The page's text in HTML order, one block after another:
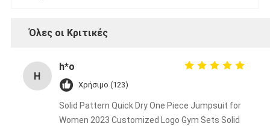
Όλες οι Κριτικές
H
h*o
Χρήσιμο (123)
Solid Pattern Quick Dry One Piece Jumpsuit for
Women 2023 Customized Logo Gym Sets Solid